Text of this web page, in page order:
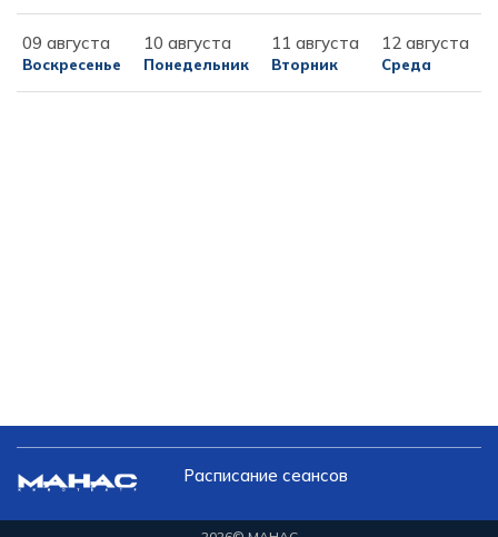
09 августа
Воскресенье
10 августа
Понедельник
11 августа
Вторник
12 августа
Среда
Расписание сеансов